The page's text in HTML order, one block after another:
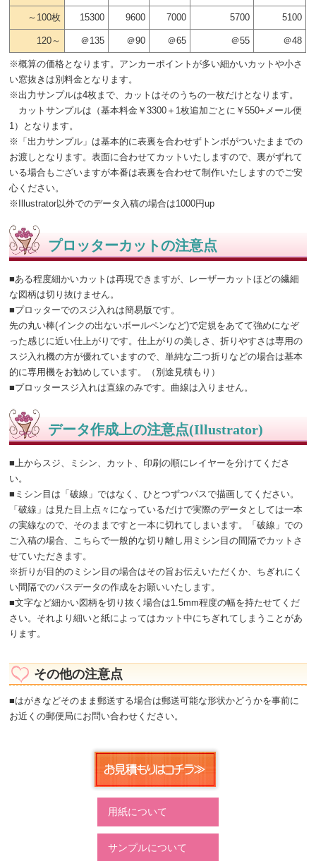
～100枚 15300 9600 7000 5700 5100
120～ ＠135 ＠90 ＠65 ＠55 ＠48
※概算の価格となります。アンカーポイントが多い細かいカットや小さ
い窓抜きは別料金となります。
※出力サンプルは4枚まで、カットはそのうちの一枚だけとなります。
カットサンプルは（基本料金￥3300＋1枚追加ごとに￥550+メール便
1）となります。
※「出力サンプル」は基本的に表裏を合わせずトンボがついたままでの
お渡しとなります。表面に合わせてカットいたしますので、裏がずれて
いる場合もございますが本番は表裏を合わせて制作いたしますのでご安
心ください。
※Illustrator以外でのデータ入稿の場合は1000円up
プロッターカットの注意点
■ある程度細かいカットは再現できますが、レーザーカットほどの繊細
な図柄は切り抜けません。
■プロッターでのスジ入れは簡易版です。
先の丸い棒(インクの出ないボールペンなど)で定規をあてて強めになぞ
った感じに近い仕上がりです。仕上がりの美しさ、折りやすさは専用の
スジ入れ機の方が優れていますので、単純な二つ折りなどの場合は基本
的に専用機をお勧めしています。（別途見積もり）
■プロッタースジ入れは直線のみです。曲線は入りません。
データ作成上の注意点(Illustrator)
■上からスジ、ミシン、カット、印刷の順にレイヤーを分けてくださ
い。
■ミシン目は「破線」ではなく、ひとつずつパスで描画してください。
「破線」は見た目上点々になっているだけで実際のデータとしては一本
の実線なので、そのままですと一本に切れてしまいます。「破線」での
ご入稿の場合、こちらで一般的な切り離し用ミシン目の間隔でカットさ
せていただきます。
※折りが目的のミシン目の場合はその旨お伝えいただくか、ちぎれにく
い間隔でのパスデータの作成をお願いいたします。
■文字など細かい図柄を切り抜く場合は1.5mm程度の幅を持たせてくだ
さい。それより細いと紙によってはカット中にちぎれてしまうことがあ
ります。
その他の注意点
■はがきなどそのまま郵送する場合は郵送可能な形状かどうかを事前に
お近くの郵便局にお問い合わせください。
用紙について
サンプルについて